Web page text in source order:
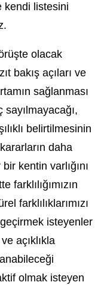
kendi listesini
olacak
bakış açıları ve
sağlanması
belirtilmesinin
daha
kentin varlığını
farklılığımızın
farklılıklarımızı
isteyenler
açıklıkla
olmak isteyen